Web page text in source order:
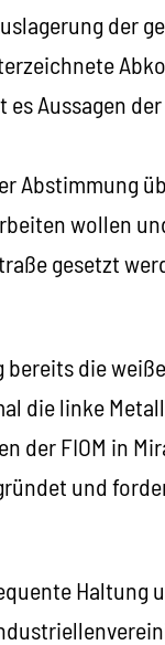
der
Aussagen
Abstimmung
wollen
gesetzt
die
die linke
der FIOM in
und
Haltung